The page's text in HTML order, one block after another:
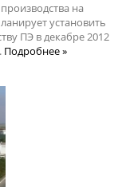
на
установить
ПЭ в декабре 2012
Подробнее »